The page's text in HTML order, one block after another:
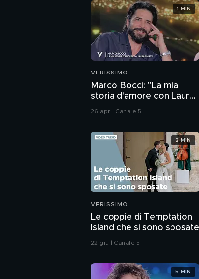
VERISSIMO
Marco Bocci: "La mia
storia d'amore con Laura
Chiatti"
26 apr | Canale 5
1 MIN
VERISSIMO
Le coppie di Temptation
Island che si sono sposate
22 giu | Canale 5
2 MIN
5 MIN